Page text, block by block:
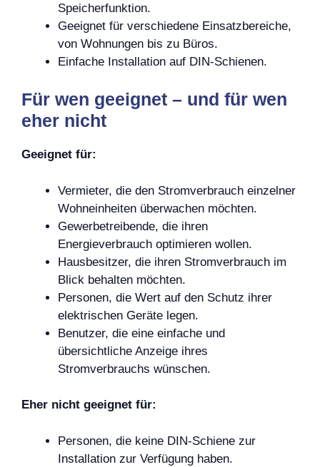
Speicherfunktion.
Geeignet für verschiedene Einsatzbereiche,
von Wohnungen bis zu Büros.
Einfache Installation auf DIN-Schienen.
Für wen geeignet – und für wen
eher nicht
Geeignet für:
Vermieter, die den Stromverbrauch einzelner
Wohneinheiten überwachen möchten.
Gewerbetreibende, die ihren
Energieverbrauch optimieren wollen.
Hausbesitzer, die ihren Stromverbrauch im
Blick behalten möchten.
Personen, die Wert auf den Schutz ihrer
elektrischen Geräte legen.
Benutzer, die eine einfache und
übersichtliche Anzeige ihres
Stromverbrauchs wünschen.
Eher nicht geeignet für:
Personen, die keine DIN-Schiene zur
Installation zur Verfügung haben.